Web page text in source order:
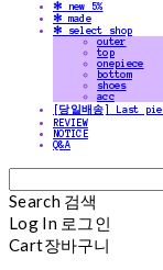
✻ new 5%
✻ made
✻ select shop
outer
top
onepiece
bottom
shoes
acc
[당일배송] Last
REVIEW
NOTICE
Q&A
Search 검색
Log In 로그인
Cart장바구니